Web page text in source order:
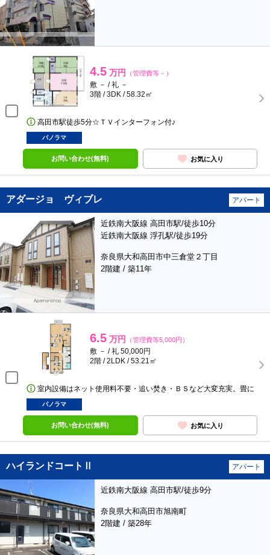
4.5 万円 （管理費等－）
敷 － / 礼 －
3階 / 3DK / 58.32㎡
高田市駅徒歩5分☆ＴＶインターフォン付♪
パノラマ
お問い合わせ(無料) お気に入り
アダージョ ヴィブレ アパート
近鉄南大阪線 高田市駅/徒歩10分
近鉄南大阪線 浮孔駅/徒歩19分
奈良県大和高田市中三倉堂２丁目
2階建 / 築11年
6.5 万円 （管理費等5,000円）
敷 － / 礼 50,000円
2階 / 2LDK / 53.21㎡
室内設備はネット使用料不要・追い焚き・ＢＳなど大変充実。畳に
パノラマ
お問い合わせ(無料) お気に入り
ハイランドコートⅡ アパート
近鉄南大阪線 高田市駅/徒歩9分
奈良県大和高田市旭南町
2階建 / 築28年